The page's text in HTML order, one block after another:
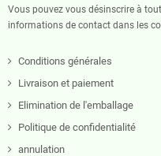
Vous pouvez vous désinscrire à
informations de contact dans les
Conditions générales
Livraison et paiement
Elimination de l'emballage
Politique de confidentialité
annulation